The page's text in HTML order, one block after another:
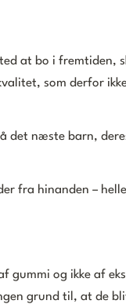
at bo i
som derfor
næste barn,
fra hinanden –
gummi og ikke af
grund til, at de